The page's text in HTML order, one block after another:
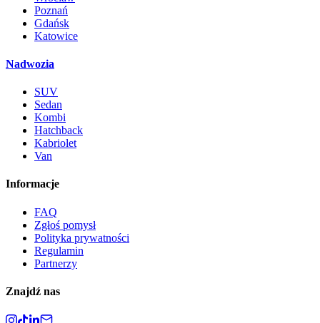
Poznań
Gdańsk
Katowice
Nadwozia
SUV
Sedan
Kombi
Hatchback
Kabriolet
Van
Informacje
FAQ
Zgłoś pomysł
Polityka prywatności
Regulamin
Partnerzy
Znajdź nas